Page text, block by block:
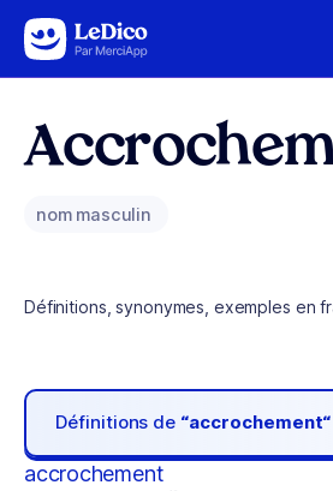
Aller au contenu
nom masculin
Définitions, synonymes, exemples en
Définitions de “accrochement“
accrochement